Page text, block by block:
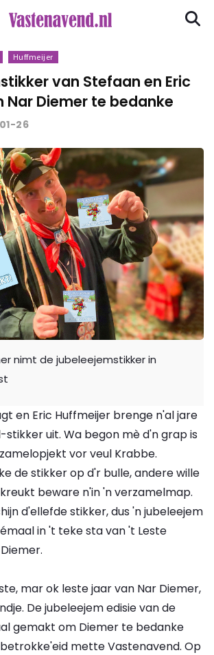
Huffmeijer
van Stefaan en Eric
Nar Diemer te bedanke
26
nimt de jubeleejemstikker in
en Eric Huffmeijer brenge n'al jare
uit. Wa begon mè d'n grap is
vor veul Krabbe.
de stikker op d'r bulle, andere wille
beware n'in 'n verzamelmap.
d'ellefde stikker, dus 'n jubeleejem
in 't teke sta van 't Leste
mar ok leste jaar van Nar Diemer,
De jubeleejem edisie van de
gemakt om Diemer te bedanke
mette Vastenavend. Op